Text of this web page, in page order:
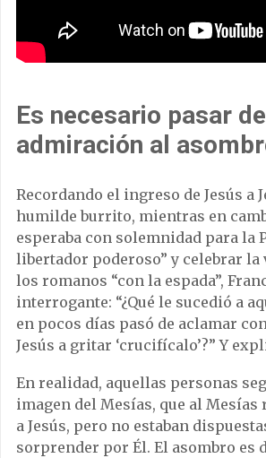
Es necesario pasar
admiración al
Recordando el ingreso de Jesús a
humilde burrito, mientras en
esperaba con solemnidad para la
libertador poderoso” y celebrar la
los romanos “con la espada”,
interrogante: “¿Qué le sucedió a
en pocos días pasó de aclamar
Jesús a gritar ‘crucifícalo’?” Y
En realidad, aquellas personas
imagen del Mesías, que al Mesías
a Jesús, pero no estaban
sorprender por Él. El asombro es